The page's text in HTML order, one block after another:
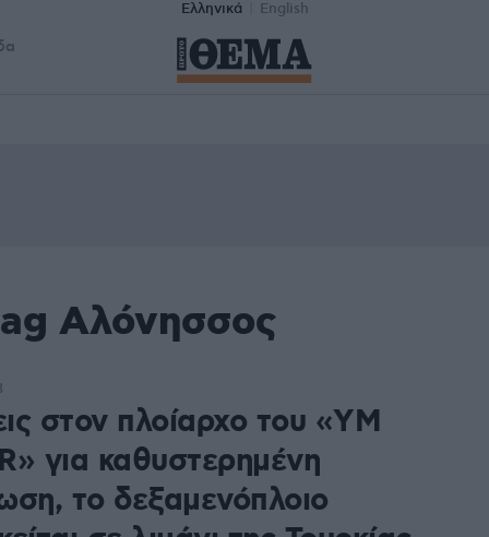
Ελληνικά English
Αλόνησσος
στον πλοίαρχο του «YM
για καθυστερημένη
το δεξαμενόπλοιο